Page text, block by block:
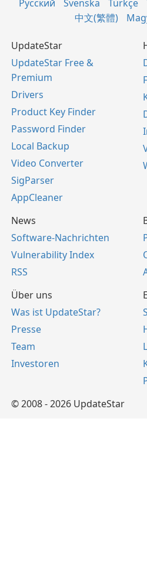
Русский Svenska Türkçe
中文(繁體)
UpdateStar
UpdateStar Free &
Premium
Drivers
Product Key Finder
Password Finder
Local Backup
Video Converter
SigParser
AppCleaner
News
Software-Nachrichten
Vulnerability Index
RSS
Über uns
Was ist UpdateStar?
Presse
Team
Investoren
© 2008 - 2026 UpdateStar